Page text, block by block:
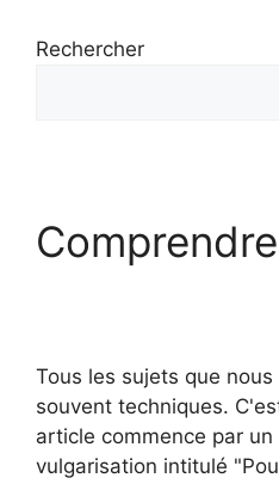
Rechercher
Comprendre
Tous les sujets que
souvent techniques.
article commence par
vulgarisation intitulé